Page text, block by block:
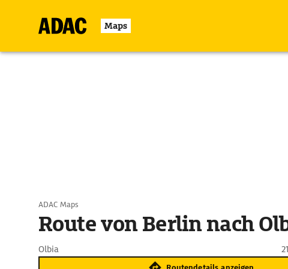
Maps
ADAC Maps
Route von Berlin nach
Olbia